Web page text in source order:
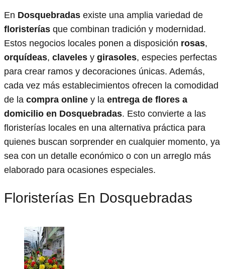
En Dosquebradas existe una amplia variedad de
floristerías que combinan tradición y modernidad.
Estos negocios locales ponen a disposición rosas,
orquídeas, claveles y girasoles, especies perfectas
para crear ramos y decoraciones únicas. Además,
cada vez más establecimientos ofrecen la comodidad
de la compra online y la entrega de flores a
domicilio en Dosquebradas. Esto convierte a las
floristerías locales en una alternativa práctica para
quienes buscan sorprender en cualquier momento, ya
sea con un detalle económico o con un arreglo más
elaborado para ocasiones especiales.
Floristerías En Dosquebradas